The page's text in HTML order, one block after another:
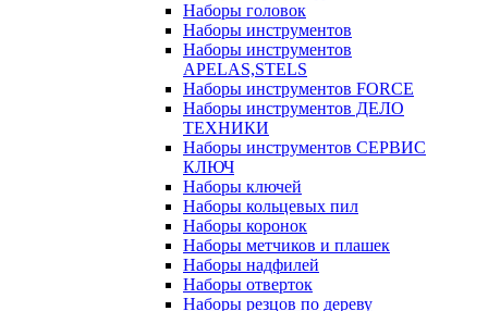
Наборы головок
Наборы инструментов
Наборы инструментов
APELAS,STELS
Наборы инструментов FORCE
Наборы инструментов ДЕЛО
ТЕХНИКИ
Наборы инструментов СЕРВИС
КЛЮЧ
Наборы ключей
Наборы кольцевых пил
Наборы коронок
Наборы метчиков и плашек
Наборы надфилей
Наборы отверток
Наборы резцов по дереву